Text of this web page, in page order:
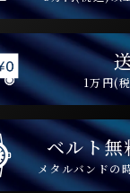
1万円(
ベルト
メタルバンドの